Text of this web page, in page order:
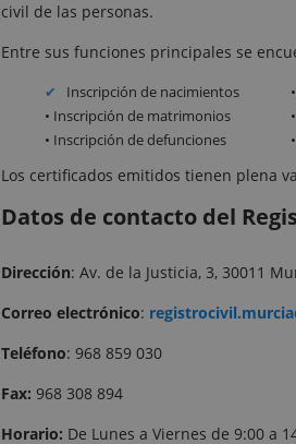
civil de las personas.
Entre sus funciones principales se
Inscripción de nacimientos
• Inscripción de matrimonios
• Inscripción de defunciones
Los certificados emitidos tienen plena
Datos de contacto del
Dirección: Av. de la Justicia, 3, 30011
Correo electrónico:
Teléfono: 968 859 030
Fax: 968 308 894
Horario: De Lunes a Viernes de 9:00 a